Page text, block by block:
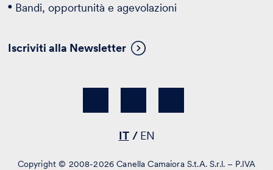
Bandi, opportunità e agevolazioni
Iscriviti alla Newsletter
IT EN
Copyright © 2008-2026 Canella Camaiora S.t.A. S.r.l. – P.IVA